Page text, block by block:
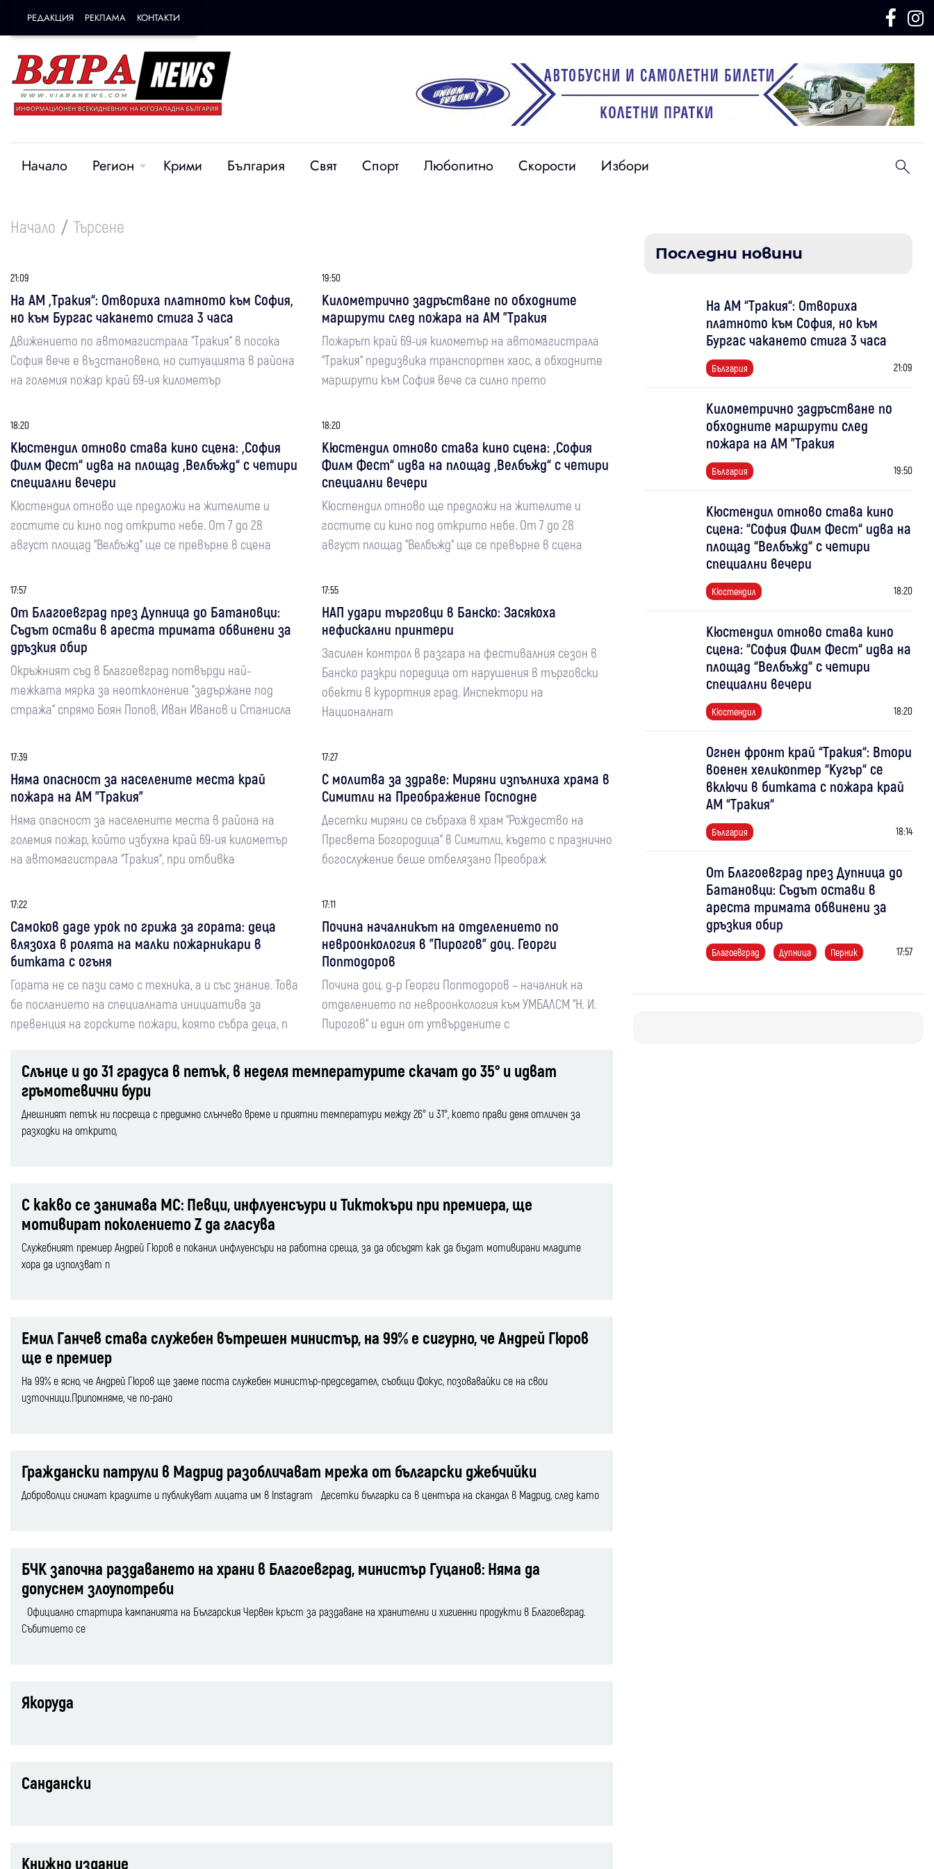
РЕДАКЦИЯ РЕКЛАМА КОНТАКТИ
Начало Регион Крими България Свят Спорт Любопитно Скорости Избори
Начало Търсене
21:09
На АМ „Тракия“: Отвориха платното към София,
но към Бургас чакането стига 3 часа
Движението по автомагистрала “Тракия“ в посока
София вече е възстановено, но ситуацията в района
на големия пожар край 69-ия километър
19:50
Километрично задръстване по обходните
маршрути след пожара на АМ "Тракия
Пожарът край 69-ия километър на автомагистрала
“Тракия“ предизвика транспортен хаос, а обходните
маршрути към София вече са силно прето
18:20
Кюстендил отново става кино сцена: „София
Филм Фест“ идва на площад „Велбъжд“ с четири
специални вечери
Кюстендил отново ще предложи на жителите и
гостите си кино под открито небе. От 7 до 28
август площад “Велбъжд“ ще се превърне в сцена
18:20
Кюстендил отново става кино сцена: „София
Филм Фест“ идва на площад „Велбъжд“ с четири
специални вечери
Кюстендил отново ще предложи на жителите и
гостите си кино под открито небе. От 7 до 28
август площад “Велбъжд“ ще се превърне в сцена
17:57
От Благоевград през Дупница до Батановци:
Съдът остави в ареста тримата обвинени за
дръзкия обир
Окръжният съд в Благоевград потвърди най-
тежката мярка за неотклонение “задържане под
стража“ спрямо Боян Попов, Иван Иванов и Станисла
17:55
НАП удари търговци в Банско: Засякоха
нефискални принтери
Засилен контрол в разгара на фестивалния сезон в
Банско разкри поредица от нарушения в търговски
обекти в курортния град. Инспектори на
Националнат
17:39
Няма опасност за населените места край
пожара на АМ "Тракия"
Няма опасност за населените места в района на
големия пожар, който избухна край 69-ия километър
на автомагистрала “Тракия“, при отбивка
17:27
С молитва за здраве: Миряни изпълниха храма в
Симитли на Преображение Господне
Десетки миряни се събраха в храм “Рождество на
Пресвета Богородица“ в Симитли, където с празнично
богослужение беше отбелязано Преображ
17:22
Самоков даде урок по грижа за гората: деца
влязоха в ролята на малки пожарникари в
битката с огъня
Гората не се пази само с техника, а и със знание. Това
бе посланието на специалната инициатива за
превенция на горските пожари, която събра деца, п
17:11
Почина началникът на отделението по
невроонкология в "Пирогов" доц. Георги
Поптодоров
Почина доц. д-р Георги Поптодоров – началник на
отделението по невроонкология към УМБАЛСМ “Н. И.
Пирогов“ и един от утвърдените с
Слънце и до 31 градуса в петък, в неделя температурите скачат до 35° и идват
гръмотевични бури
Днешният петък ни посреща с предимно слънчево време и приятни температури между 26° и 31°, което прави деня отличен за
разходки на открито,
С какво се занимава МС: Певци, инфлуенсъури и Тиктокъри при премиера, ще
мотивират поколението Z да гласува
Служебният премиер Андрей Гюров е поканил инфлуенсъри на работна среща, за да обсъдят как да бъдат мотивирани младите
хора да използват п
Емил Ганчев става служебен вътрешен министър, на 99% е сигурно, че Андрей Гюров
ще е премиер
На 99% е ясно, че Андрей Гюров ще заеме поста служебен министър-председател, съобщи Фокус, позовавайки се на свои
източници.Припомняме, че по-рано
Граждански патрули в Мадрид разобличават мрежа от български джебчийки
Доброволци снимат крадлите и публикуват лицата им в Instagram Десетки българки са в центъра на скандал в Мадрид, след като
БЧК започна раздаването на храни в Благоевград, министър Гуцанов: Няма да
допуснем злоупотреби
Официално стартира кампанията на Българския Червен кръст за раздаване на хранителни и хигиенни продукти в Благоевград.
Събитието се
Якоруда
Сандански
Книжно издание
Последни новини
На АМ “Тракия“: Отвориха
платното към София, но към
Бургас чакането стига 3 часа
България 21:09
Километрично задръстване по
обходните маршрути след
пожара на АМ "Тракия
България 19:50
Кюстендил отново става кино
сцена: “София Филм Фест“ идва на
площад “Велбъжд“ с четири
специални вечери
Кюстендил 18:20
Кюстендил отново става кино
сцена: “София Филм Фест“ идва на
площад “Велбъжд“ с четири
специални вечери
Кюстендил 18:20
Огнен фронт край “Тракия“: Втори
военен хеликоптер “Кугър“ се
включи в битката с пожара край
АМ “Тракия“
България 18:14
От Благоевград през Дупница до
Батановци: Съдът остави в
ареста тримата обвинени за
дръзкия обир
Благоевград Дупница Перник 17:57